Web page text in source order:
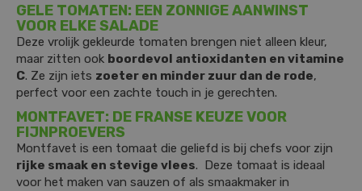
GELE TOMATEN: EEN ZONNIGE AANWINST
VOOR ELKE SALADE
Deze vrolijk gekleurde tomaten brengen niet alleen kleur,
maar zitten ook boordevol antioxidanten en vitamine
C. Ze zijn iets zoeter en minder zuur dan de rode,
perfect voor een zachte touch in je gerechten.
MONTFAVET: DE FRANSE KEUZE VOOR
FIJNPROEVERS
Montfavet is een tomaat die geliefd is bij chefs voor zijn
rijke smaak en stevige vlees. Deze tomaat is ideaal
voor het maken van sauzen of als smaakmaker in